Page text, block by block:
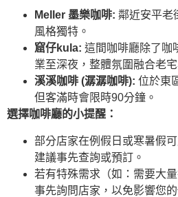
Meller 墨樂咖啡: 鄰近安平老
風格獨特。
窟仔kula: 這間咖啡廳除了咖
業至深夜，整體氛圍融合老
溪溪咖啡 (潺潺咖啡): 位於東
但客滿時會限時90分鐘。
選擇咖啡廳的小提醒：
部分店家在例假日或寒暑假
建議事先查詢或預訂。
若有特殊需求（如：需要大
事先詢問店家，以免影響您的